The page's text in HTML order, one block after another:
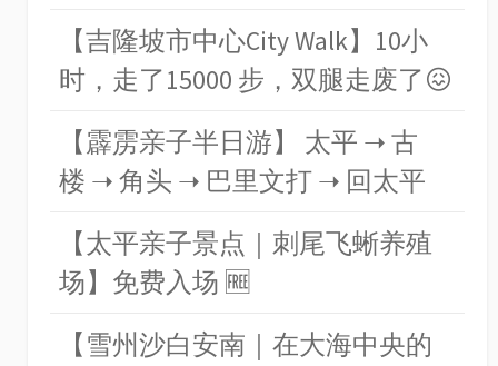
【吉隆坡市中心City Walk】10小
时，走了15000 步，双腿走废了😖
【霹雳亲子半日游】 太平 ➝ 古
楼 ➝ 角头 ➝ 巴里文打 ➝ 回太平
【太平亲子景点｜刺尾飞蜥养殖
场】免费入场 🆓
【雪州沙白安南｜在大海中央的